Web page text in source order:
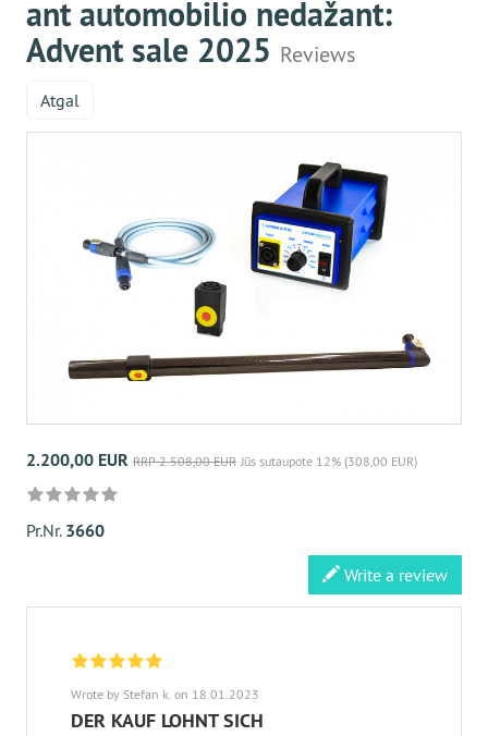
ant automobilio nedažant:
Advent sale 2025 Reviews
Atgal
2.200,00 EUR RRP 2.508,00 EUR Jūs sutaupote 12% (308,00 EUR)
Pr.Nr. 3660
Write a review
Wrote by Stefan k. on 18.01.2023
DER KAUF LOHNT SICH